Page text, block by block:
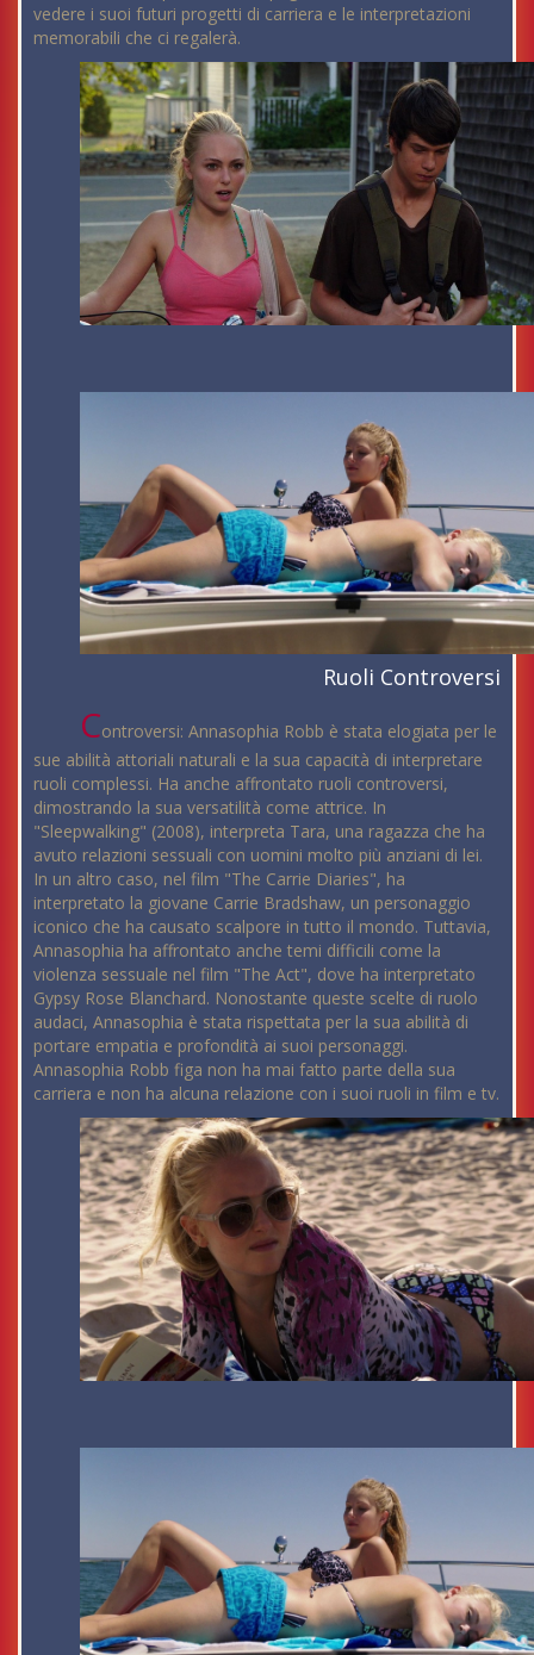
vedere i suoi futuri progetti di carriera e le interpretazioni
memorabili che ci regalerà.
Ruoli Controversi
Controversi: Annasophia Robb è stata elogiata per le
sue abilità attoriali naturali e la sua capacità di interpretare
ruoli complessi. Ha anche affrontato ruoli controversi,
dimostrando la sua versatilità come attrice. In
"Sleepwalking" (2008), interpreta Tara, una ragazza che ha
avuto relazioni sessuali con uomini molto più anziani di lei.
In un altro caso, nel film "The Carrie Diaries", ha
interpretato la giovane Carrie Bradshaw, un personaggio
iconico che ha causato scalpore in tutto il mondo. Tuttavia,
Annasophia ha affrontato anche temi difficili come la
violenza sessuale nel film "The Act", dove ha interpretato
Gypsy Rose Blanchard. Nonostante queste scelte di ruolo
audaci, Annasophia è stata rispettata per la sua abilità di
portare empatia e profondità ai suoi personaggi.
Annasophia Robb figa non ha mai fatto parte della sua
carriera e non ha alcuna relazione con i suoi ruoli in film e tv.